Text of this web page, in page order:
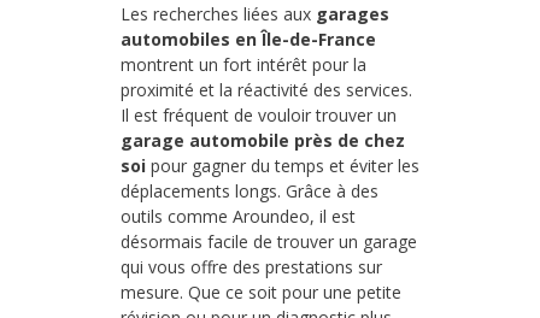
Les recherches liées aux garages
automobiles en Île-de-France
montrent un fort intérêt pour la
proximité et la réactivité des services.
Il est fréquent de vouloir trouver un
garage automobile près de chez
soi pour gagner du temps et éviter les
déplacements longs. Grâce à des
outils comme Aroundeo, il est
désormais facile de trouver un garage
qui vous offre des prestations sur
mesure. Que ce soit pour une petite